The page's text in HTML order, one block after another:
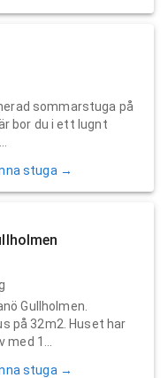
sommarstuga på
bor du i ett lugnt
stuga →
Gullholmen.
på 32m2. Huset har
1...
stuga →